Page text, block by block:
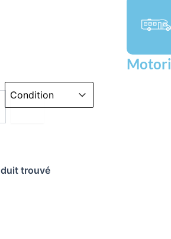
Par Condition Liste
Sélectionnez le contenu
Sélectionnez le contenu
trouvé